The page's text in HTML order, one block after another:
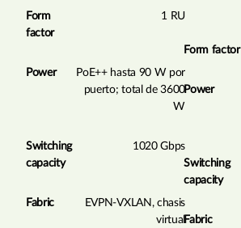
Form
factor
1 RU
Power
PoE++ hasta 90 W por
puerto; total de 3600
W
Switching
capacity
1020 Gbps
Fabric
EVPN-VXLAN, chasis
virtual
Form factor
Power
Switching
capacity
Fabric